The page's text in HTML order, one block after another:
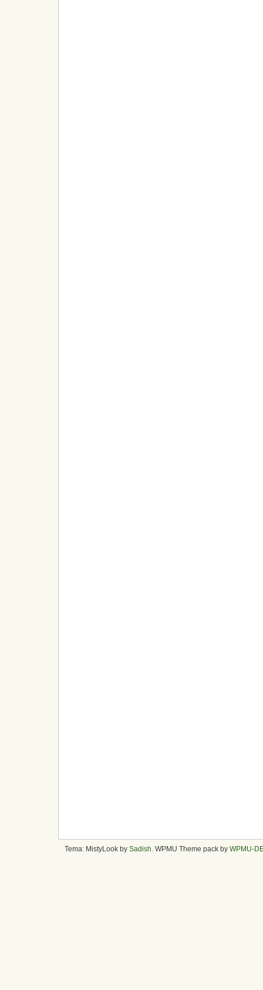
Tema: MistyLook by Sadish . WPMU Theme pack by WPMU-